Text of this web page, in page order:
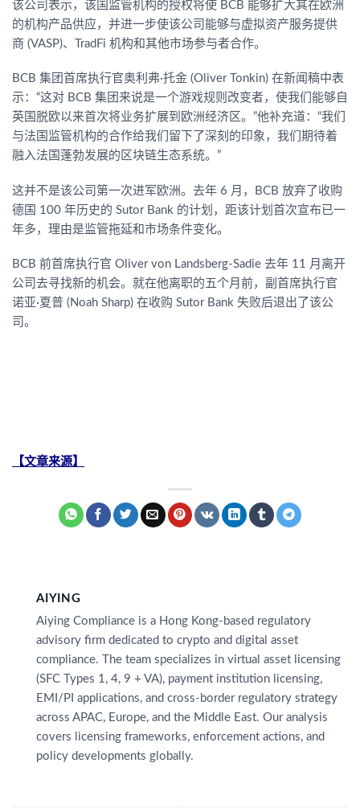
该公司表示，该国监管机构的授权将使 BCB 能够扩大其在欧洲
的机构产品供应，并进一步使该公司能够与虚拟资产服务提供
商 (VASP)、TradFi 机构和其他市场参与者合作。
BCB 集团首席执行官奥利弗·托金 (Oliver Tonkin) 在新闻稿中表
示：“这对 BCB 集团来说是一个游戏规则改变者，使我们能够自
英国脱欧以来首次将业务扩展到欧洲经济区。”他补充道：“我们
与法国监管机构的合作给我们留下了深刻的印象，我们期待着
融入法国蓬勃发展的区块链生态系统。”
这并不是该公司第一次进军欧洲。去年 6 月，BCB 放弃了收购
德国 100 年历史的 Sutor Bank 的计划，距该计划首次宣布已一
年多，理由是监管拖延和市场条件变化。
BCB 前首席执行官 Oliver von Landsberg-Sadie 去年 11 月离开
公司去寻找新的机会。就在他离职的五个月前，副首席执行官
诺亚·夏普 (Noah Sharp) 在收购 Sutor Bank 失败后退出了该公
司。
【文章来源】
AIYING
Aiying Compliance is a Hong Kong-based regulatory
advisory firm dedicated to crypto and digital asset
compliance. The team specializes in virtual asset licensing
(SFC Types 1, 4, 9 + VA), payment institution licensing,
EMI/PI applications, and cross-border regulatory strategy
across APAC, Europe, and the Middle East. Our analysis
covers licensing frameworks, enforcement actions, and
policy developments globally.